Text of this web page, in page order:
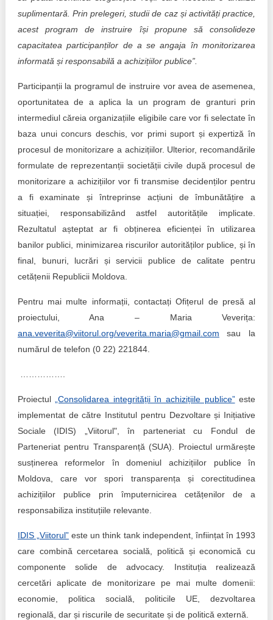
suplimentară. Prin prelegeri, studii de caz și activități practice,
acest program de instruire își propune să consolideze
capacitatea participanților de a se angaja în monitorizarea
informată și responsabilă a achizițiilor publice”.
Participanții la programul de instruire vor avea de asemenea,
oportunitatea de a aplica la un program de granturi prin
intermediul căreia organizațiile eligibile care vor fi selectate în
baza unui concurs deschis, vor primi suport și expertiză în
procesul de monitorizare a achizițiilor. Ulterior, recomandările
formulate de reprezentanții societății civile după procesul de
monitorizare a achizițiilor vor fi transmise decidenților pentru
a fi examinate și întreprinse acțiuni de îmbunătățire a
situației, responsabilizând astfel autoritățile implicate.
Rezultatul așteptat ar fi obținerea eficienței în utilizarea
banilor publici, minimizarea riscurilor autorităților publice, și în
final, bunuri, lucrări și servicii publice de calitate pentru
cetățenii Republicii Moldova.
Pentru mai multe informații, contactați Ofițerul de presă al
proiectului, Ana – Maria Veverița:
ana.veverita@viitorul.org/veverita.maria@gmail.com sau la
numărul de telefon (0 22) 221844.
Proiectul „Consolidarea integrității în achizițiile publice”este
implementat de către Institutul pentru Dezvoltare și Inițiative
Sociale (IDIS) „Viitorul", în parteneriat cu Fondul de
Parteneriat pentru Transparență (SUA). Proiectul urmărește
susținerea reformelor în domeniul achizițiilor publice în
Moldova, care vor spori transparența și corectitudinea
achizițiilor publice prin împuternicirea cetățenilor de a
responsabiliza instituțiile relevante.
IDIS „Viitorul” este un think tank independent, înființat în 1993
care combină cercetarea socială, politică și economică cu
componente solide de advocacy. Instituția realizează
cercetări aplicate de monitorizare pe mai multe domenii:
economie, politica socială, politicile UE, dezvoltarea
regională, dar și riscurile de securitate și de politică externă.